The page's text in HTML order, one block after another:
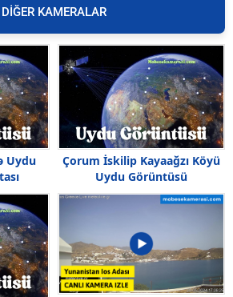
KAMERALAR
Uydu
Çorum İskilip Kayaağzı Köyü
Uydu Görüntüsü